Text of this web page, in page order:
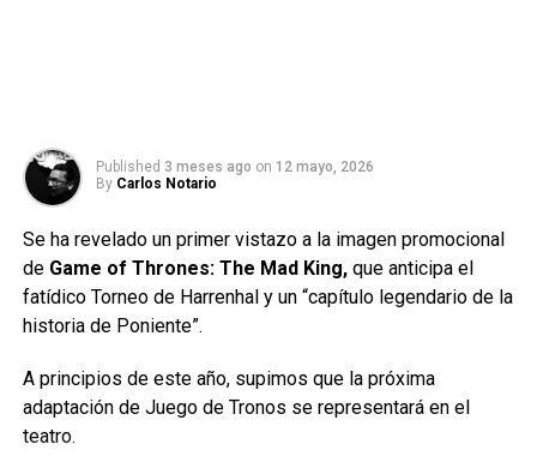
Published 3 meses ago on 12 mayo, 2026
By Carlos Notario
Se ha revelado un primer vistazo a la imagen promocional
de Game of Thrones: The Mad King, que anticipa el
fatídico Torneo de Harrenhal y un “capítulo legendario de la
historia de Poniente”.
A principios de este año, supimos que la próxima
adaptación de Juego de Tronos se representará en el
teatro.